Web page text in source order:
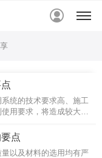

统的技术要求高、施工
用要求，将造成较大损
家在施工过程避免出现
点
以及材料的选用均有严